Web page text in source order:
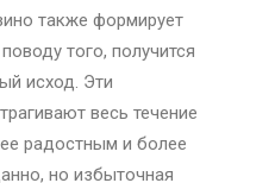
также формирует
того, получится
исход. Эти
весь течение
радостным и более
но избыточная